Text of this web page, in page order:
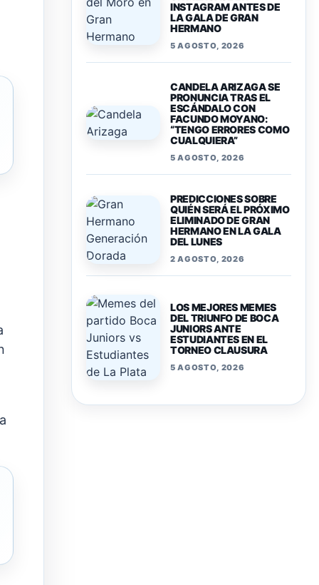
INSTAGRAM ANTES DE
LA GALA DE GRAN
HERMANO
5 AGOSTO, 2026
CANDELA ARIZAGA SE
PRONUNCIA TRAS EL
ESCÁNDALO CON
FACUNDO MOYANO:
“TENGO ERRORES COMO
CUALQUIERA”
5 AGOSTO, 2026
PREDICCIONES SOBRE
QUIÉN SERÁ EL PRÓXIMO
ELIMINADO DE GRAN
HERMANO EN LA GALA
DEL LUNES
2 AGOSTO, 2026
LOS MEJORES MEMES
DEL TRIUNFO DE BOCA
JUNIORS ANTE
ESTUDIANTES EN EL
TORNEO CLAUSURA
5 AGOSTO, 2026